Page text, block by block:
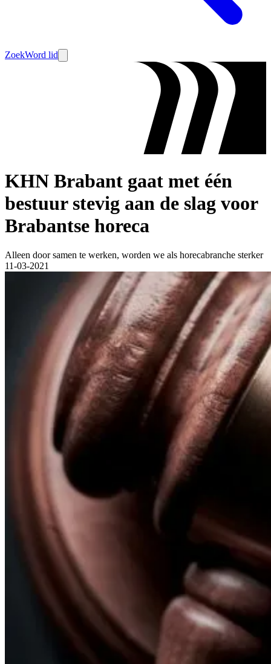
ZoekWord lid
KHN Brabant gaat met één
bestuur stevig aan de slag voor
Brabantse horeca
Alleen door samen te werken, worden we als horecabranche sterker
11-03-2021